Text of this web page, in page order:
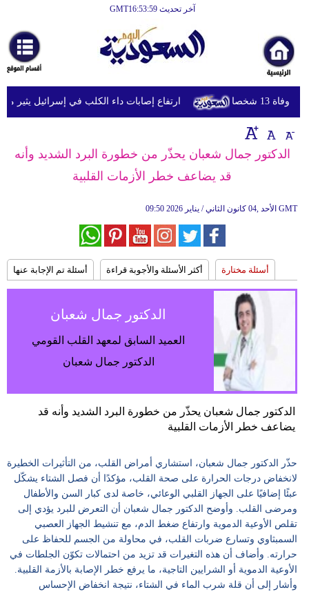
آخر تحديث GMT16:53:59
أخبارعاجلة
رياضة
ثقافة
وتغذية
ديكور
مرأة
علوم
وتكنولوجيا
بيئة
ارتفاع إصابات داء الكلب في إسرائيل يثير شخصا
الدكتور جمال شعبان يحذّر من خطورة البرد الشديد وأنه
قد يضاعف خطر الأزمات القلبية
09:50 2026 الأحد ,04 كانون الثاني / ينايرGMT
أسئلة تم الإجابة عنها أكثر الأسئلة والأجوبة قراءة أسئلة مختارة
الدكتور جمال شعبان
العميد السابق لمعهد القلب القومي
الدكتور جمال شعبان
الدكتور جمال شعبان يحذّر من خطورة البرد الشديد وأنه قد
يضاعف خطر الأزمات القلبية
حذّر الدكتور جمال شعبان، استشاري أمراض القلب، من التأثيرات الخطيرة
لانخفاض درجات الحرارة على صحة القلب، مؤكدًا أن فصل الشتاء يشكّل
عبئًا إضافيًا على الجهاز القلبي الوعائي، خاصة لدى كبار السن والأطفال
ومرضى القلب. وأوضح الدكتور جمال شعبان أن التعرض للبرد يؤدي إلى
تقلص الأوعية الدموية وارتفاع ضغط الدم، مع تنشيط الجهاز العصبي
السمبثاوي وتسارع ضربات القلب، في محاولة من الجسم للحفاظ على
حرارته. وأضاف أن هذه التغيرات قد تزيد من احتمالات تكوّن الجلطات في
الأوعية الدموية أو الشرايين التاجية، ما يرفع خطر الإصابة بالأزمة القلبية.
وأشار إلى أن قلة شرب الماء في الشتاء، نتيجة انخفاض الإحساس